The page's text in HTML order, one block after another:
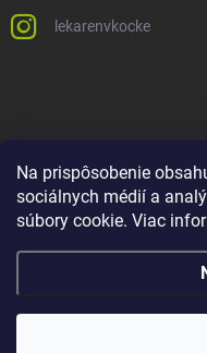
Na prispôsobenie
sociálnych médií a
súbory cookie. Viac
lekarenvkocke